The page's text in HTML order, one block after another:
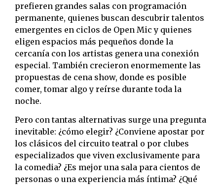
prefieren grandes salas con programación
permanente, quienes buscan descubrir talentos
emergentes en ciclos de Open Mic y quienes
eligen espacios más pequeños donde la
cercanía con los artistas genera una conexión
especial. También crecieron enormemente las
propuestas de cena show, donde es posible
comer, tomar algo y reírse durante toda la
noche.
Pero con tantas alternativas surge una pregunta
inevitable: ¿cómo elegir? ¿Conviene apostar por
los clásicos del circuito teatral o por clubes
especializados que viven exclusivamente para
la comedia? ¿Es mejor una sala para cientos de
personas o una experiencia más íntima? ¿Qué